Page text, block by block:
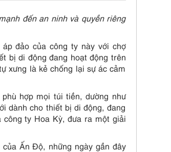
đến an ninh và quyền riêng
đảo của công ty này với chợ
bị di động đang hoạt động trên
xưng là kẻ chống lại sự ác cảm
hợp mọi túi tiền, dường như
dành cho thiết bị di động, đang
ty Hoa Kỳ, đưa ra một giải
Ấn Độ, những ngày gần đây